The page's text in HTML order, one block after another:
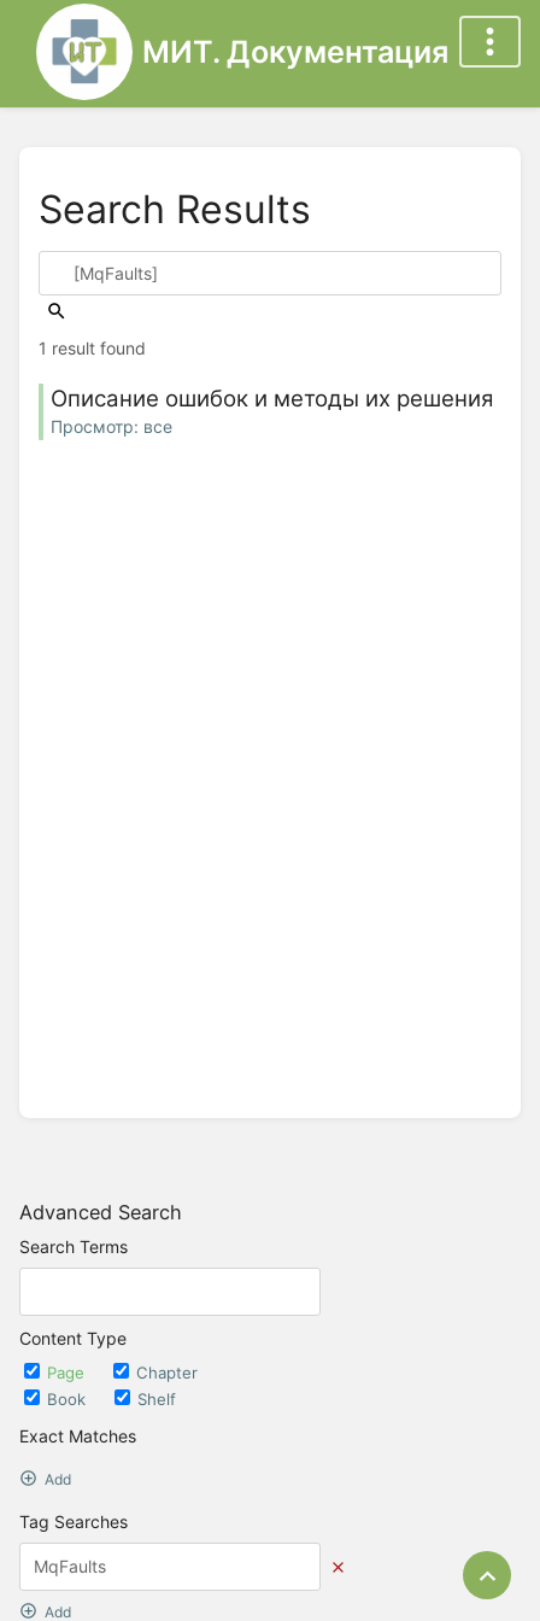
МИТ. Документация
Advanced Search
Search Terms
Content Type
Page
Chapter
Book
Shelf
Exact Matches
Add
Tag Searches
Add
Search Results
1 result found
Описание ошибок и методы их решения
Просмотр: все